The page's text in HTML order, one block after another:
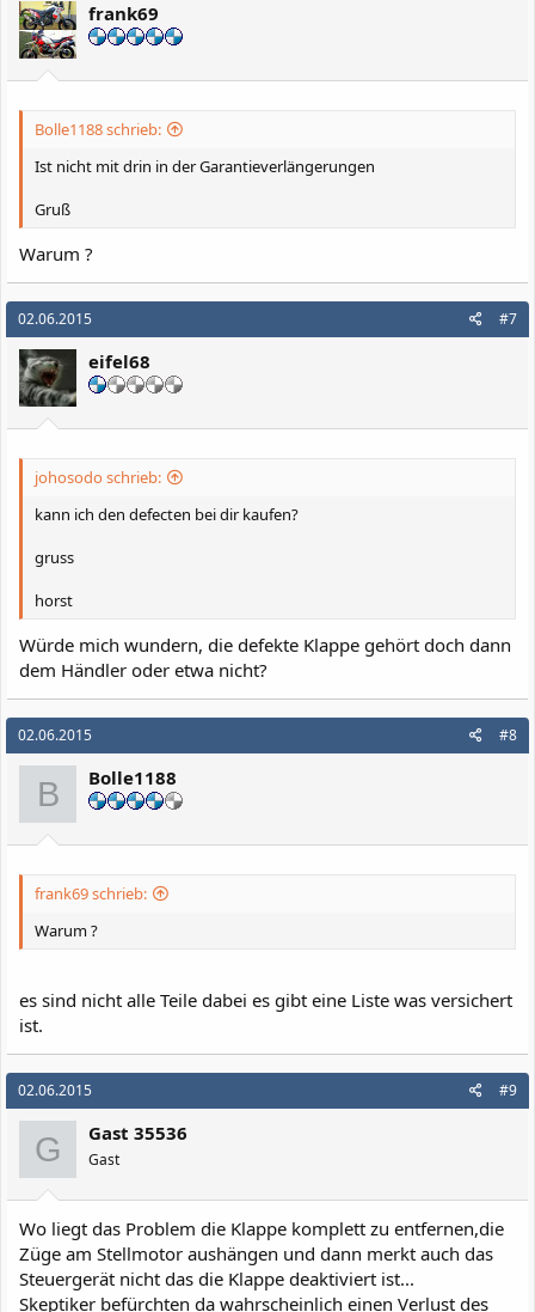
frank69
Bolle1188 schrieb:
Ist nicht mit drin in der Garantieverlängerungen
Gruß
Warum ?
02.06.2015 #7
eifel68
johosodo schrieb:
kann ich den defecten bei dir kaufen?
gruss
horst
Würde mich wundern, die defekte Klappe gehört doch dann
dem Händler oder etwa nicht?
02.06.2015 #8
B Bolle1188
frank69 schrieb:
Warum ?
es sind nicht alle Teile dabei es gibt eine Liste was versichert
ist.
02.06.2015 #9
G Gast 35536
Gast
Wo liegt das Problem die Klappe komplett zu entfernen,die
Züge am Stellmotor aushängen und dann merkt auch das
Steuergerät nicht das die Klappe deaktiviert ist...
Skeptiker befürchten da wahrscheinlich einen Verlust des